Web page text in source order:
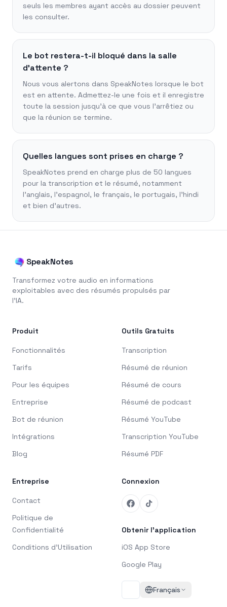
seuls les membres ayant accès au dossier peuvent
les consulter.
Le bot restera-t-il bloqué dans la salle
d'attente ?
Nous vous alertons dans SpeakNotes lorsque le bot
est en attente. Admettez-le une fois et il enregistre
toute la session jusqu'à ce que vous l'arrêtiez ou
que la réunion se termine.
Quelles langues sont prises en charge ?
SpeakNotes prend en charge plus de 50 langues
pour la transcription et le résumé, notamment
l'anglais, l'espagnol, le français, le portugais, l'hindi
et bien d'autres.
SpeakNotes
Transformez votre audio en informations
exploitables avec des résumés propulsés par
l'IA.
Produit
Fonctionnalités
Tarifs
Pour les équipes
Entreprise
Bot de réunion
Intégrations
Blog
Outils Gratuits
Transcription
Résumé de réunion
Résumé de cours
Résumé de podcast
Résumé YouTube
Transcription YouTube
Résumé PDF
Entreprise
Contact
Politique de
Confidentialité
Conditions d'Utilisation
Connexion
Obtenir l'application
iOS App Store
Google Play
Français